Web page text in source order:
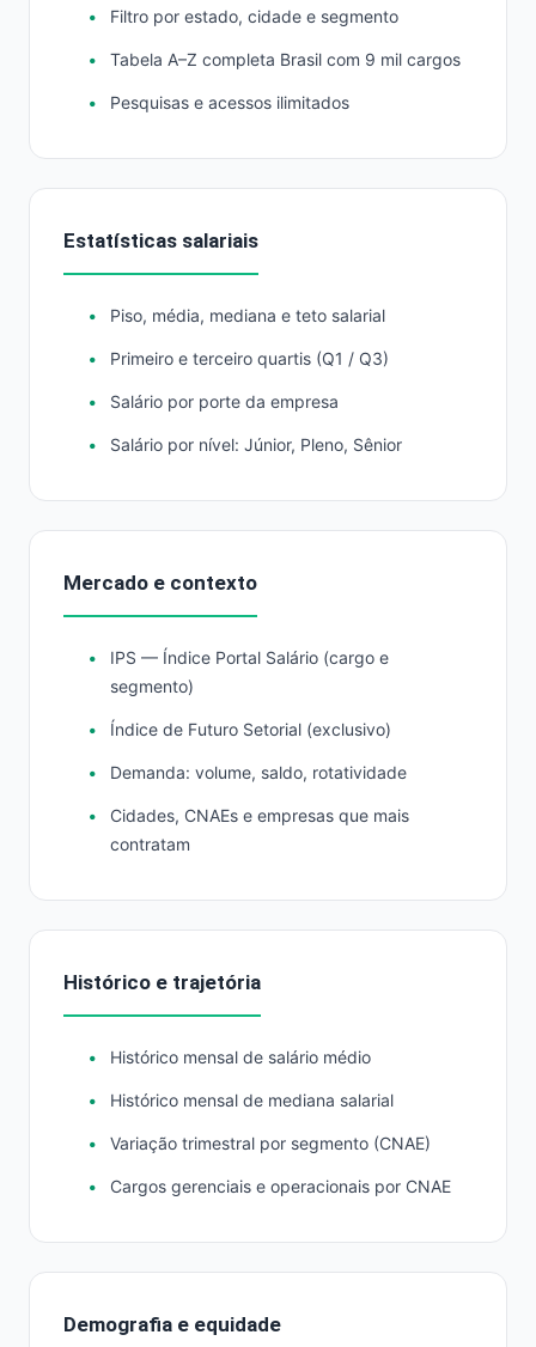
Filtro por estado, cidade e segmento
Tabela A–Z completa Brasil com 9 mil cargos
Pesquisas e acessos ilimitados
Estatísticas salariais
Piso, média, mediana e teto salarial
Primeiro e terceiro quartis (Q1 / Q3)
Salário por porte da empresa
Salário por nível: Júnior, Pleno, Sênior
Mercado e contexto
IPS — Índice Portal Salário (cargo e
segmento)
Índice de Futuro Setorial (exclusivo)
Demanda: volume, saldo, rotatividade
Cidades, CNAEs e empresas que mais
contratam
Histórico e trajetória
Histórico mensal de salário médio
Histórico mensal de mediana salarial
Variação trimestral por segmento (CNAE)
Cargos gerenciais e operacionais por CNAE
Demografia e equidade